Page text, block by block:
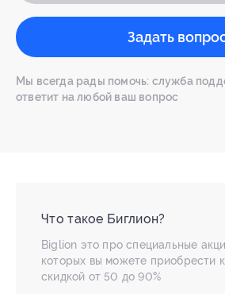
Задать
Мы всегда рады помочь: служба
ответит на любой ваш вопрос
Что такое Биглион?
Biglion это про специальные
которых вы можете приобрести
скидкой от 50 до 90%